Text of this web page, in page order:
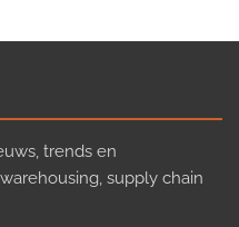
trends en
supply chain